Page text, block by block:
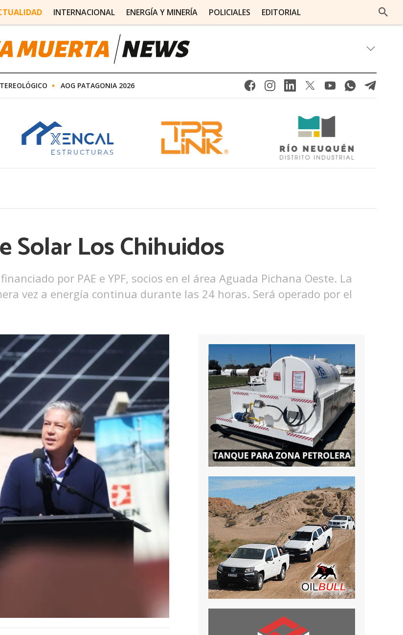
INTERNACIONAL ENERGÍA Y MINERÍA POLICIALES EDITORIAL
AOG PATAGONIA 2026
Solar Los Chihuidos
por PAE e YPF, socios en el área Aguada Pichana Oeste. La
vez a energía continua durante las 24 horas. Será operado por el